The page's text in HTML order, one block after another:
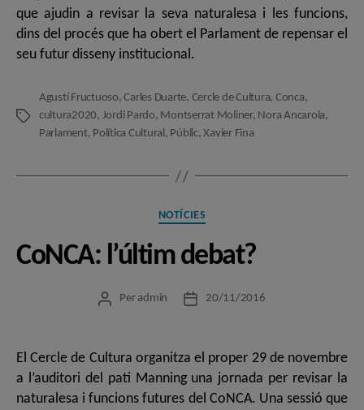
que ajudin a revisar la seva naturalesa i les funcions,
dins del procés que ha obert el Parlament de repensar el
seu futur disseny institucional.
Etiquetes
Agustí Fructuoso,Carles Duarte, Cercle de Cultura, Conca,
cultura2020, Jordi Pardo, Montserrat Moliner, Nora Ancarola,
Parlament, Política Cultural, Públic,Xavier Fina
Categories
NOTÍCIES
CoNCA: l’últim debat?
Autor
Per admin
Data20/11/2016
El Cercle de Cultura organitza el proper 29 de novembre
a l’auditori del pati Manning una jornada per revisar la
naturalesa i funcions futures del CoNCA. Una sessió que